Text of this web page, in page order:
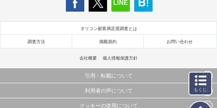
オリコン顧客満足度調査とは
調査方法 掲載規約 お問い合わせ
会社概要 個人情報保護方針
引用・転載について
当サイトで公開されている情報（文字、写真、イラスト、画像データ等）及びこれらの配置・
利用者の声について
クッキーの使用について
もくじ